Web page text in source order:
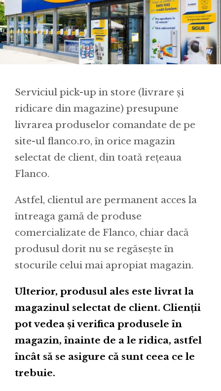
Serviciul pick-up in store (livrare și
ridicare din magazine) presupune
livrarea produselor comandate de pe
site-ul flanco.ro, în orice magazin
selectat de client, din toată rețeaua
Flanco.
Astfel, clientul are permanent acces la
întreaga gamă de produse
comercializate de Flanco, chiar dacă
produsul dorit nu se regăsește în
stocurile celui mai apropiat magazin.
Ulterior, produsul ales este livrat la
magazinul selectat de client. Clienții
pot vedea și verifica produsele în
magazin, înainte de a le ridica, astfel
încât să se asigure că sunt ceea ce le
trebuie.